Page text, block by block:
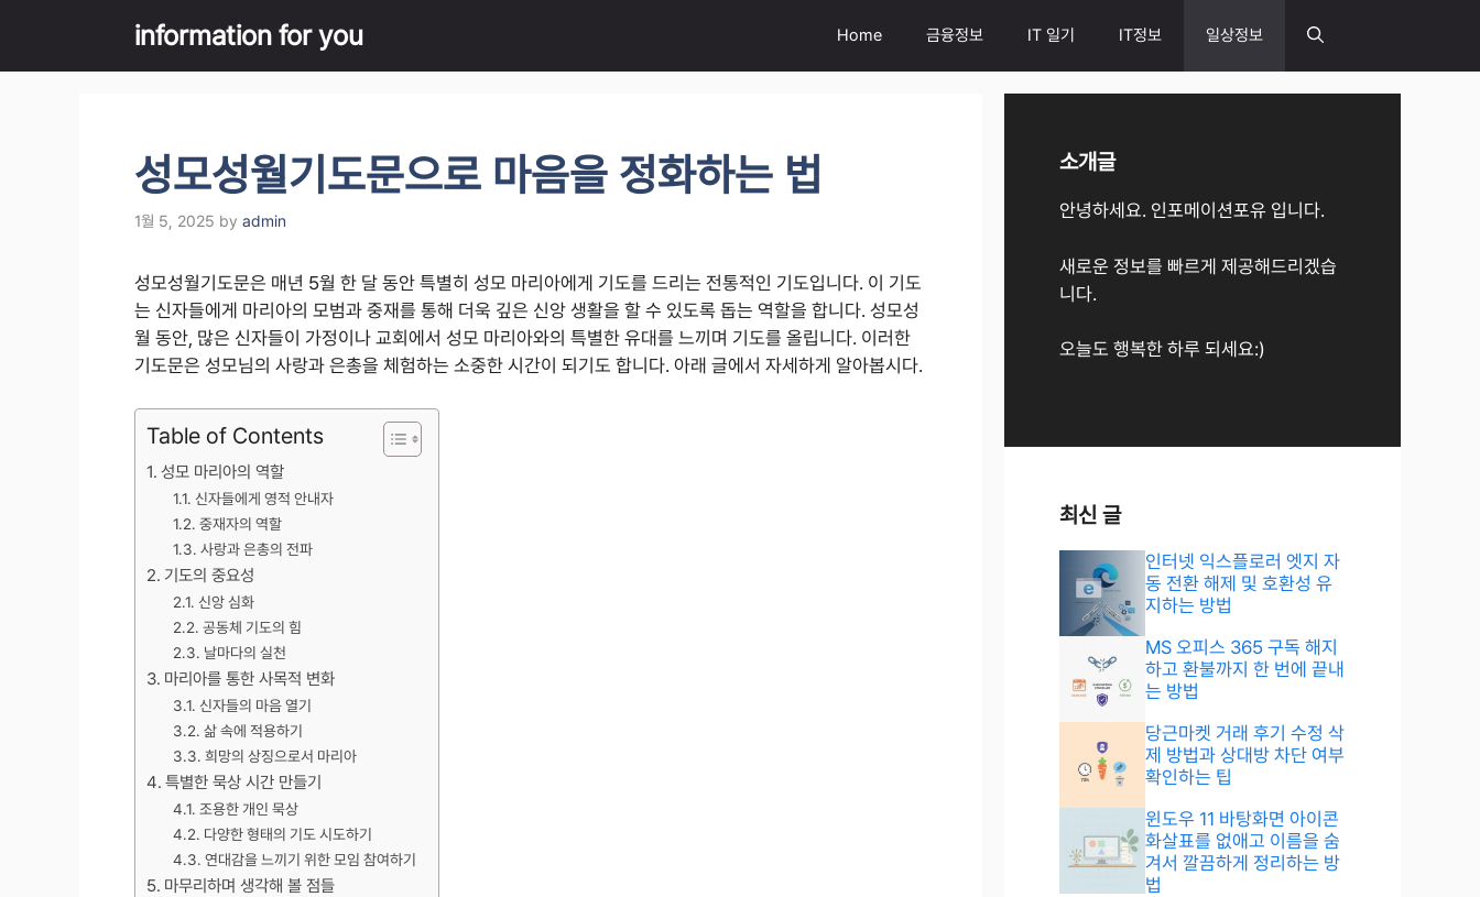
content
information for you Home 금융정보 IT 일기 IT정보 일상정보
성모성월기도문으로 마음을 정화하는 법
1월 5, 2025 by admin
성모성월기도문은 매년 5월 한 달 동안 특별히 성모 마리아에게 기도를 드리는 전통적인 기도입니다. 이 기도
는 신자들에게 마리아의 모범과 중재를 통해 더욱 깊은 신앙 생활을 할 수 있도록 돕는 역할을 합니다. 성모성
월 동안, 많은 신자들이 가정이나 교회에서 성모 마리아와의 특별한 유대를 느끼며 기도를 올립니다. 이러한
기도문은 성모님의 사랑과 은총을 체험하는 소중한 시간이 되기도 합니다. 아래 글에서 자세하게 알아봅시다.
Table of Contents
성모 마리아의 역할
신자들에게 영적 안내자
중재자의 역할
사랑과 은총의 전파
기도의 중요성
신앙 심화
공동체 기도의 힘
날마다의 실천
마리아를 통한 사목적 변화
신자들의 마음 열기
삶 속에 적용하기
희망의 상징으로서 마리아
특별한 묵상 시간 만들기
조용한 개인 묵상
다양한 형태의 기도 시도하기
연대감을 느끼기 위한 모임 참여하기
마무리하며 생각해 볼 점들
소개글
안녕하세요. 인포메이션포유 입니다.
새로운 정보를 빠르게 제공해드리겠습
니다.
오늘도 행복한 하루 되세요:)
최신 글
인터넷 익스플로러 엣지 자
동 전환 해제 및 호환성 유
지하는 방법
MS 오피스 365 구독 해지
하고 환불까지 한 번에 끝내
는 방법
당근마켓 거래 후기 수정 삭
제 방법과 상대방 차단 여부
확인하는 팁
윈도우 11 바탕화면 아이콘
화살표를 없애고 이름을 숨
겨서 깔끔하게 정리하는 방
법